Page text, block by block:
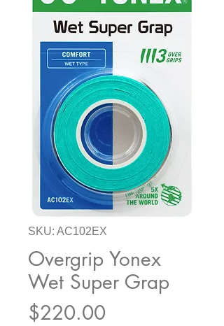
SKU: AC102EX
Overgrip Yonex
Wet Super Grap
$220.00